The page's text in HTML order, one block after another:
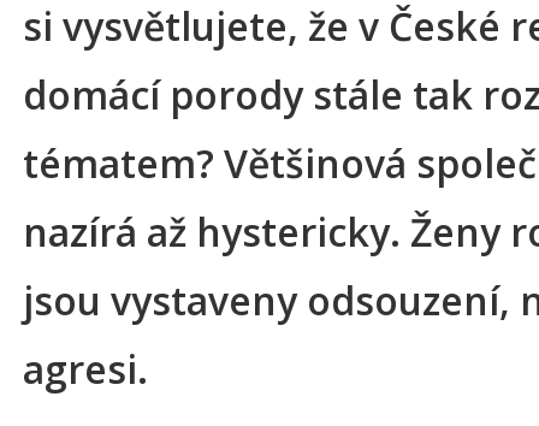
si vysvětlujete, že v České
domácí porody stále tak
tématem? Většinová
nazírá až hystericky. Ženy
jsou vystaveny odsouzení,
agresi.